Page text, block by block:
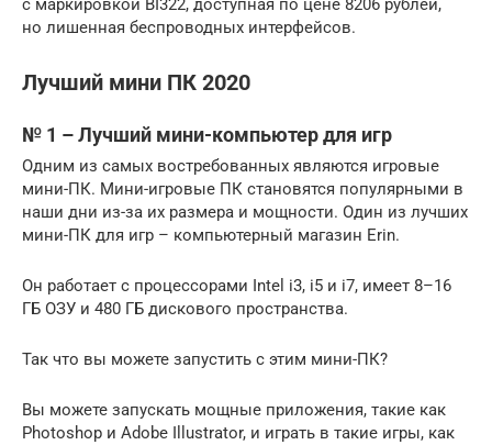
с маркировкой BI322, доступная по цене 8206 рублей,
но лишенная беспроводных интерфейсов.
Лучший мини ПК 2020
№ 1 – Лучший мини-компьютер для игр
Одним из самых востребованных являются игровые
мини-ПК. Мини-игровые ПК становятся популярными в
наши дни из-за их размера и мощности. Один из лучших
мини-ПК для игр – компьютерный магазин Erin.
Он работает с процессорами Intel i3, i5 и i7, имеет 8–16
ГБ ОЗУ и 480 ГБ дискового пространства.
Так что вы можете запустить с этим мини-ПК?
Вы можете запускать мощные приложения, такие как
Photoshop и Adobe Illustrator, и играть в такие игры, как